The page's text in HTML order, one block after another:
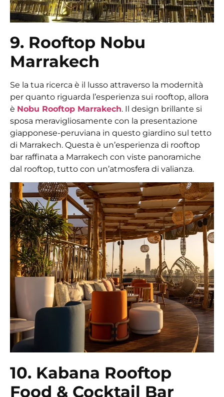
9. Rooftop Nobu
Marrakech
Se la tua ricerca è il lusso attraverso la modernità
per quanto riguarda l’esperienza sui rooftop, allora
è Nobu Rooftop Marrakech. Il design brillante si
sposa meravigliosamente con la presentazione
giapponese-peruviana in questo giardino sul tetto
di Marrakech. Questa è un’esperienza di rooftop
bar raffinata a Marrakech con viste panoramiche
dal rooftop, tutto con un’atmosfera di valianza.
10. Kabana Rooftop
Food & Cocktail Bar